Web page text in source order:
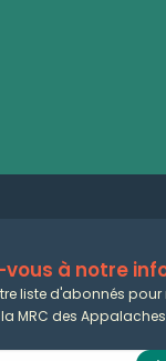
vous à notre
liste d'abonnés pour
MRC des Appalaches